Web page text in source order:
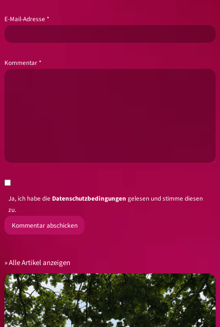
E-Mail-Adresse *
Kommentar *
Ja, ich habe die Datenschutzbedingungen gelesen und stimme diesen
zu.
Alle Artikel anzeigen